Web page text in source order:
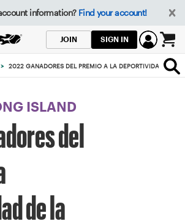
information? Find your account!
JOIN SIGN IN
> 2022 GANADORES DEL PREMIO A LA DEPORTIVIDAD DE
ISLAND
del
de la